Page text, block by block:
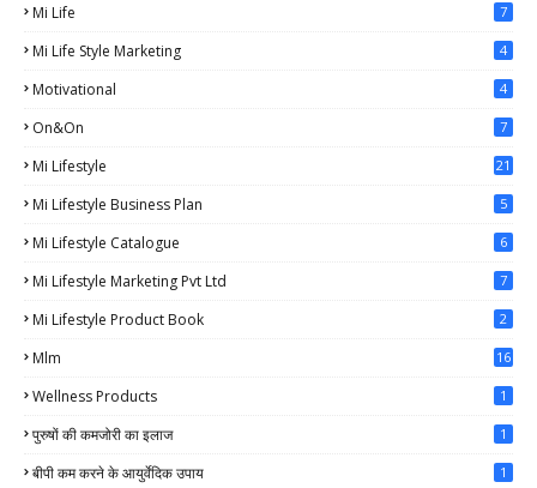
Mi Life 7
Mi Life Style Marketing 4
Motivational 4
On&on 7
Mi Lifestyle 21
Mi Lifestyle Business Plan 5
Mi Lifestyle Catalogue 6
Mi Lifestyle Marketing Pvt Ltd 7
Mi Lifestyle Product Book 2
Mlm 16
Wellness Products 1
पुरुषों की कमजोरी का इलाज 1
बीपी कम करने के आयुर्वेदिक उपाय 1